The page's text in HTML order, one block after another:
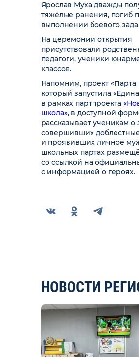
Ярослав Муха дважды
тяжёлые ранения, погиб
выполнении боевого
На церемонии открытия
присутствовали
педагоги, ученики
классов.
Напомним, проект «Парта
который запустила
в рамках партпроекта
школа», в доступной
рассказывает ученикам о
совершивших
и проявивших личное
школьных партах
со ссылкой на
с информацией о героях.
НОВОСТИ